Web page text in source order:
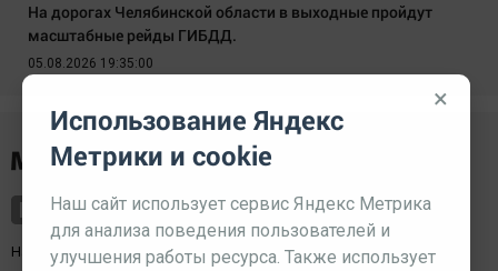
На дорогах Челябинской области в выходные пройдут
масштабные рейды ГИБДД.
05.08.2026 19:35:00
Наш партнерkurorty-sochi.ru
×
Использование Яндекс
Метрики и cookie
Наш сайт использует сервис Яндекс Метрика
для анализа поведения пользователей и
улучшения работы ресурса. Также использует